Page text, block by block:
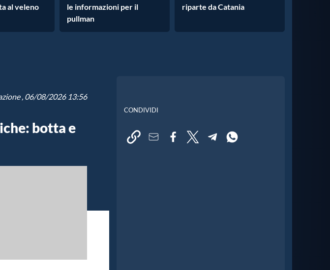
al veleno
le informazioni per il
pullman
riparte da Catania
, 06/08/2026 13:56
botta e
CONDIVIDI